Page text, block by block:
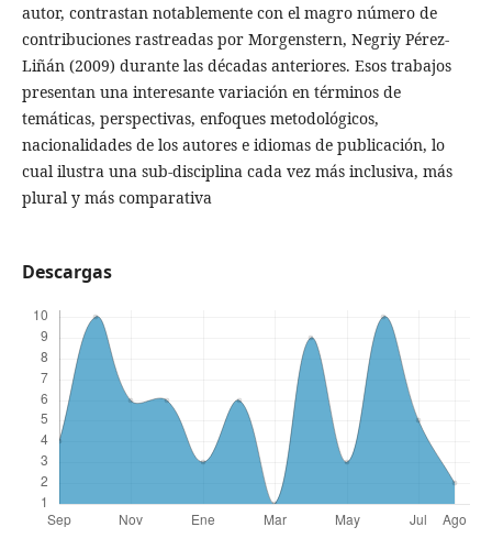
autor, contrastan notablemente con el magro número de
contribuciones rastreadas por Morgenstern, Negriy Pérez-
Liñán (2009) durante las décadas anteriores. Esos trabajos
presentan una interesante variación en términos de
temáticas, perspectivas, enfoques metodológicos,
nacionalidades de los autores e idiomas de publicación, lo
cual ilustra una sub-disciplina cada vez más inclusiva, más
plural y más comparativa
Descargas